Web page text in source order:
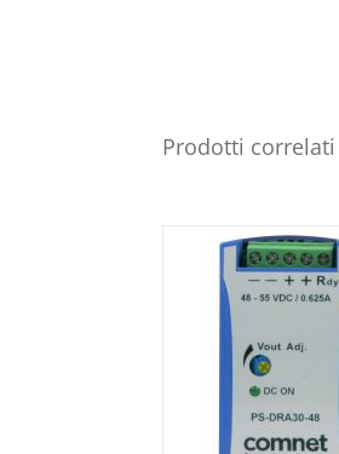
Prodotti correlati